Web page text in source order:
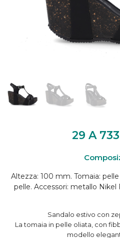
29 A
Altezza: 100 mm. Tomaia:
pelle. Accessori: metallo Nikel
Sandalo estivo con
La tomaia in pelle oliata, con
modello